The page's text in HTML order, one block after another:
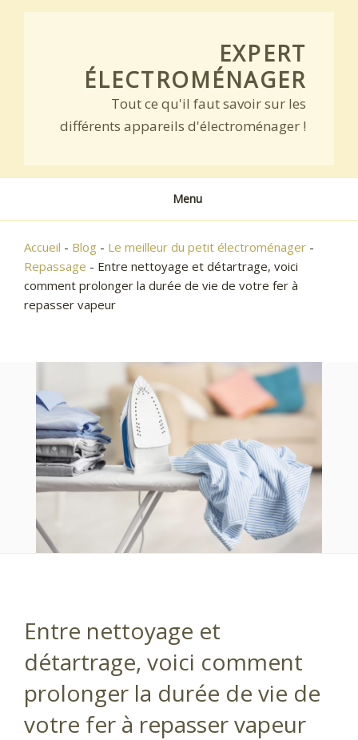
EXPERT
ÉLECTROMÉNAGER
Tout ce qu'il faut savoir sur les
différents appareils d'électroménager !
Menu
Accueil - Blog - Le meilleur du petit électroménager -
Repassage - Entre nettoyage et détartrage, voici
comment prolonger la durée de vie de votre fer à
repasser vapeur
Entre nettoyage et
détartrage, voici comment
prolonger la durée de vie de
votre fer à repasser vapeur